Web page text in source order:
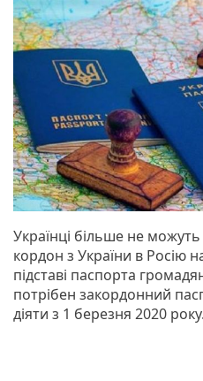
Українці більше не
кордон з України в Росію
підставі паспорта
потрібен закордонний
діяти з 1 березня 2020 року.